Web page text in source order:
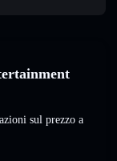
sul prezzo a